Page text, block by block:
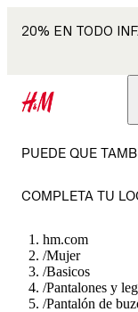
20% EN TODO
PUEDE QUE
COMPLETA TU
hm.com
/Mujer
/Basicos
/Pantalones y
/Pantalón de